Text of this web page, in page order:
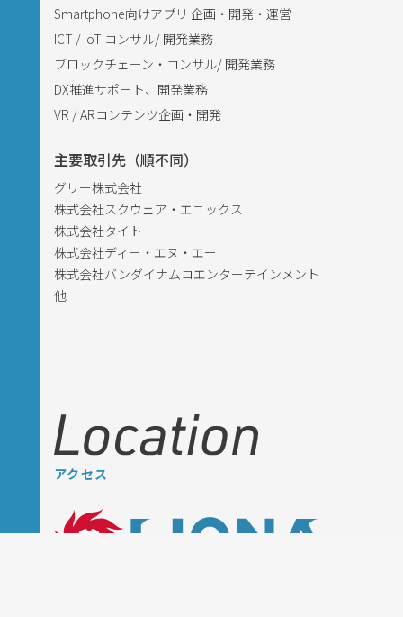
Smartphone向けアプリ 企画・開発・運営
ICT / IoT コンサル/ 開発業務
ブロックチェーン・コンサル/ 開発業務
DX推進サポート、開発業務
VR / ARコンテンツ企画・開発
主要取引先（順不同）
グリー株式会社
株式会社スクウェア・エニックス
株式会社タイトー
株式会社ディー・エヌ・エー
株式会社バンダイナムコエンターテインメント
他
アクセス